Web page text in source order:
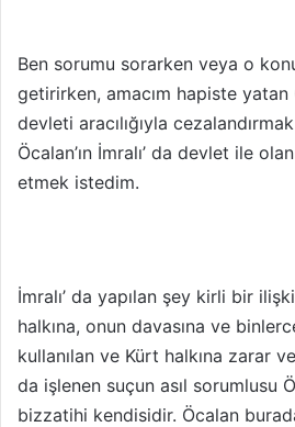
Ben sorumu sorarken veya o
getirirken, amacım hapiste yatan
devleti aracılığıyla
Öcalan’ın İmralı’ da devlet ile
etmek istedim.
İmralı’ da yapılan şey kirli bir
halkına, onun davasına ve
kullanılan ve Kürt halkına zarar
da işlenen suçun asıl sorumlusu
bizzatihi kendisidir. Öcalan